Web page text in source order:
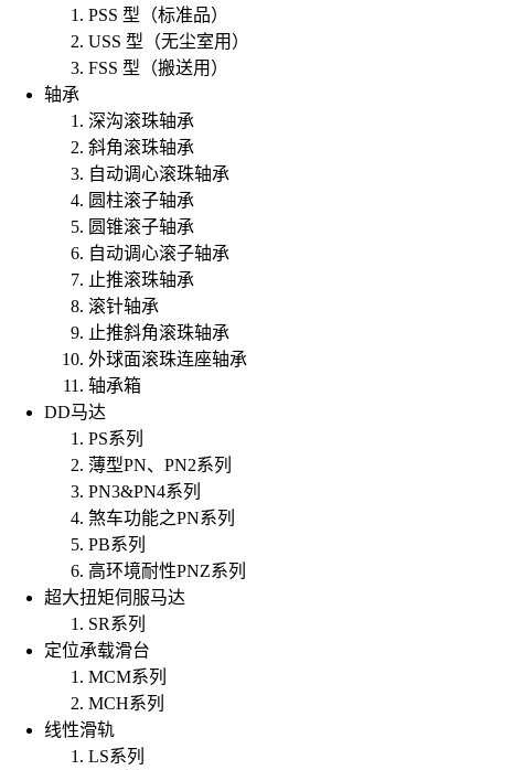
PSS 型（标准品）
USS 型（无尘室用）
FSS 型（搬送用）
轴承
深沟滚珠轴承
斜角滚珠轴承
自动调心滚珠轴承
圆柱滚子轴承
圆锥滚子轴承
自动调心滚子轴承
止推滚珠轴承
滚针轴承
止推斜角滚珠轴承
外球面滚珠连座轴承
轴承箱
DD马达
PS系列
薄型PN、PN2系列
PN3&PN4系列
煞车功能之PN系列
PB系列
高环境耐性PNZ系列
超大扭矩伺服马达
SR系列
定位承载滑台
MCM系列
MCH系列
线性滑轨
LS系列